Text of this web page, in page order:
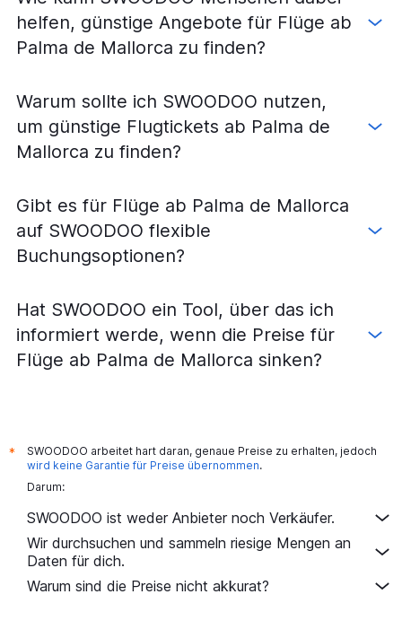
helfen, günstige Angebote für Flüge ab
Palma de Mallorca zu finden?
Warum sollte ich SWOODOO nutzen,
um günstige Flugtickets ab Palma de
Mallorca zu finden?
Gibt es für Flüge ab Palma de Mallorca
auf SWOODOO flexible
Buchungsoptionen?
Hat SWOODOO ein Tool, über das ich
informiert werde, wenn die Preise für
Flüge ab Palma de Mallorca sinken?
*
SWOODOO arbeitet hart daran, genaue Preise zu erhalten, jedoch
wird keine Garantie für Preise übernommen.
Darum:
SWOODOO ist weder Anbieter noch Verkäufer.
Wir durchsuchen und sammeln riesige Mengen an
Daten für dich.
Warum sind die Preise nicht akkurat?